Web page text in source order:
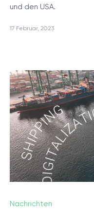
und den USA.
17 Februar, 2023
Nachrichten